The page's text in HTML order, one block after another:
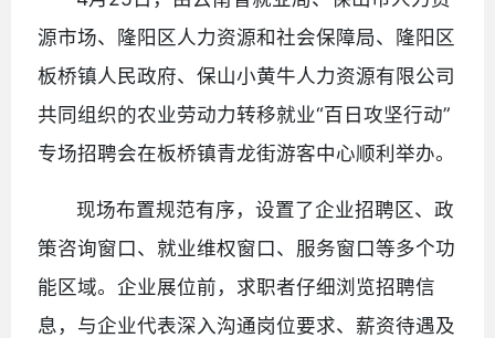
源市场、隆阳区人力资源和社会保障局、隆阳区
板桥镇人民政府、保山小黄牛人力资源有限公司
共同组织的农业劳动力转移就业“百日攻坚行动”
专场招聘会在板桥镇青龙街游客中心顺利举办。
现场布置规范有序，设置了企业招聘区、政
策咨询窗口、就业维权窗口、服务窗口等多个功
能区域。企业展位前，求职者仔细浏览招聘信
息，与企业代表深入沟通岗位要求、薪资待遇及